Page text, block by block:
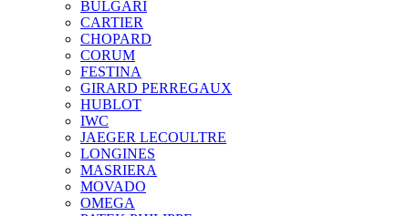
BULGARI
CARTIER
CHOPARD
CORUM
FESTINA
GIRARD PERREGAUX
HUBLOT
IWC
JAEGER LECOULTRE
LONGINES
MASRIERA
MOVADO
OMEGA